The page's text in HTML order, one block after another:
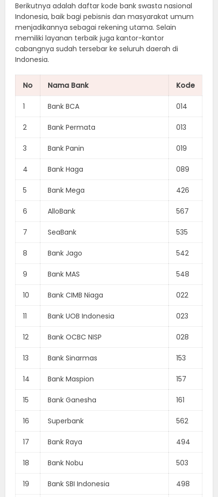
Berikutnya adalah daftar kode bank swasta nasional
Indonesia, baik bagi pebisnis dan masyarakat umum
menjadikannya sebagai rekening utama. Selain
memiliki layanan terbaik juga kantor-kantor
cabangnya sudah tersebar ke seluruh daerah di
Indonesia.
No Nama Bank Kode
1 Bank BCA 014
2 Bank Permata 013
3 Bank Panin 019
4 Bank Haga 089
5 Bank Mega 426
6 AlloBank 567
7 SeaBank 535
8 Bank Jago 542
9 Bank MAS 548
10 Bank CIMB Niaga 022
11 Bank UOB Indonesia 023
12 Bank OCBC NISP 028
13 Bank Sinarmas 153
14 Bank Maspion 157
15 Bank Ganesha 161
16 Superbank 562
17 Bank Raya 494
18 Bank Nobu 503
19 Bank SBI Indonesia 498